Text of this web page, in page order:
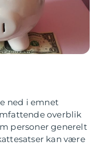
ned i emnet
overblik
personer generelt
kan være